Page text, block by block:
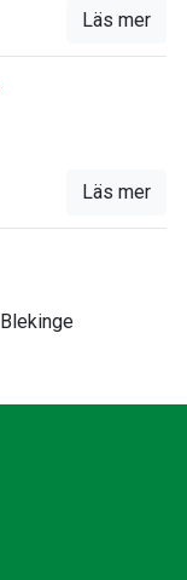
Läs mer
Läs mer